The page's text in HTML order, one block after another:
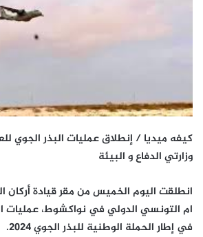
وزارتي الدفاع و البيئة
انطلقت اليوم الخميس من مقر قيادة
ام التونسي الدولي في نواكشوط، عمليات
في إطار الحملة الوطنية للبذر الجوي 2024.